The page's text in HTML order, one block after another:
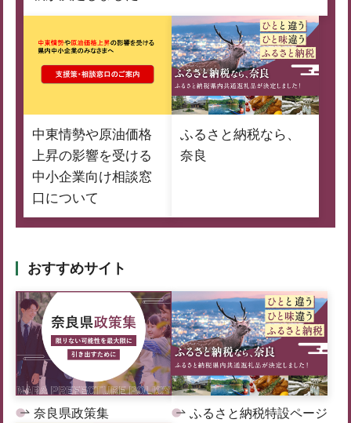
中東情勢や原油価格
上昇の影響を受ける
中小企業向け相談窓
口について
ふるさと納税なら、
奈良
おすすめサイト
奈良県政策集 ふるさと納税特設ページ